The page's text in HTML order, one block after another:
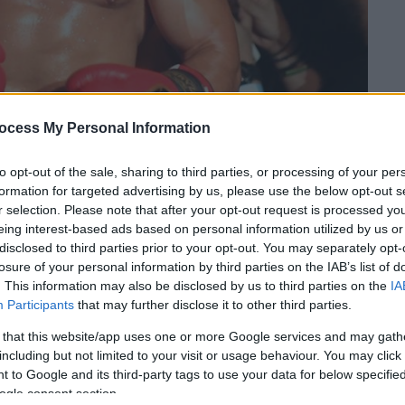
My Personal Information
opt-out of the sale, sharing to third parties, or processing of your
for targeted advertising by us, please use the below opt-out
selection. Please note that after your opt-out request is processed
interest-based ads based on personal information utilized by us
to third parties prior to your opt-out. You may separately
of your personal information by third parties on the IAB’s list of
This information may also be disclosed by us to third parties on the
Participants that may further disclose it to other third parties.
that this website/app uses one or more Google services and may
but not limited to your visit or usage behaviour. You may
to Google and its third-party tags to use your data for below
consent section.
το ΕΘΝΟΣ στη Google
βγήκε σήμερα οΜιχάλης Ζαμπίδης. Ο
μίλησε για το περιστατικό που έπιασε
από το σπίτι του,ενώ παράλληλα
εκείνη τη στιγμή η σύντροφός του.
νεαρά παιδιά. «
και μάλιστα έχει ήδη 17 συλλήψεις» είπε ο